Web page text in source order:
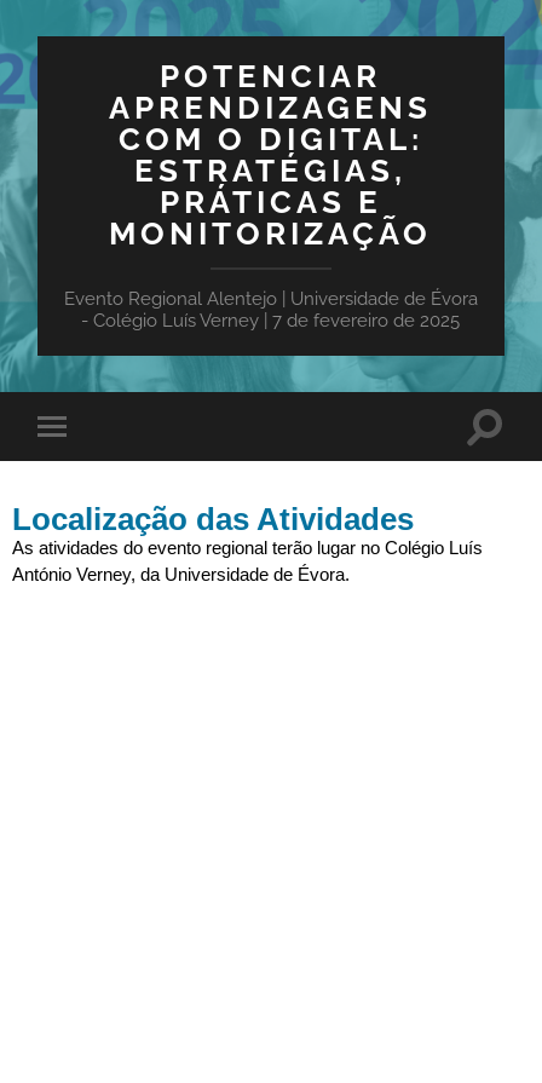
POTENCIAR
APRENDIZAGENS
COM O DIGITAL:
ESTRATÉGIAS,
PRÁTICAS E
MONITORIZAÇÃO
Evento Regional Alentejo | Universidade de Évora
- Colégio Luís Verney | 7 de fevereiro de 2025
Localização das Atividades
As atividades do evento regional terão lugar no Colégio Luís
António Verney, da Universidade de Évora.